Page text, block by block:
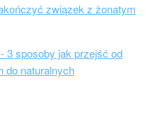
związek z żonatym
3 sposoby jak przejść od
do naturalnych